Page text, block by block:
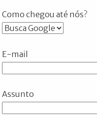
Como chegou até nós?
E-mail
Assunto